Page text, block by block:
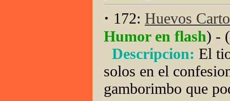
· 172: Huevos
Humor en flash) - (
Descripcion: El
solos en el
gamborimbo que